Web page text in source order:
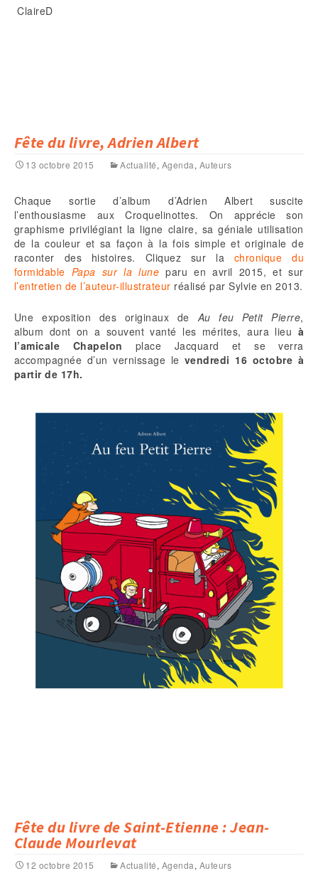
ClaireD
Fête du livre, Adrien Albert
13 octobre 2015 Actualité, Agenda, Auteurs
Chaque sortie d’album d’Adrien Albert suscite
l’enthousiasme aux Croquelinottes. On apprécie son
graphisme privilégiant la ligne claire, sa géniale utilisation
de la couleur et sa façon à la fois simple et originale de
raconter des histoires. Cliquez sur la chronique du
formidable Papa sur la lune paru en avril 2015, et sur
l’entretien de l’auteur-illustrateur réalisé par Sylvie en 2013.
Une exposition des originaux deAu feu Petit Pierre,
album dont on a souvent vanté les mérites, aura lieu à
l’amicale Chapelon place Jacquard et se verra
accompagnée d’un vernissage le vendredi 16 octobre à
partir de 17h.
Fête du livre de Saint-Etienne : Jean-
Claude Mourlevat
12 octobre 2015 Actualité, Agenda, Auteurs